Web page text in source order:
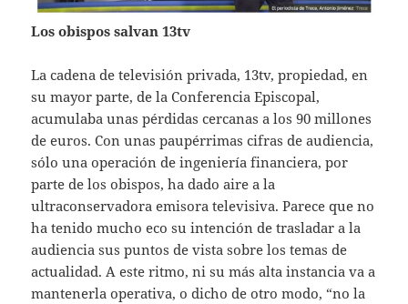
Los obispos salvan 13tv
La cadena de televisión privada, 13tv, propiedad, en
su mayor parte, de la Conferencia Episcopal,
acumulaba unas pérdidas cercanas a los 90 millones
de euros. Con unas paupérrimas cifras de audiencia,
sólo una operación de ingeniería financiera, por
parte de los obispos, ha dado aire a la
ultraconservadora emisora televisiva. Parece que no
ha tenido mucho eco su intención de trasladar a la
audiencia sus puntos de vista sobre los temas de
actualidad. A este ritmo, ni su más alta instancia va a
mantenerla operativa, o dicho de otro modo, “no la